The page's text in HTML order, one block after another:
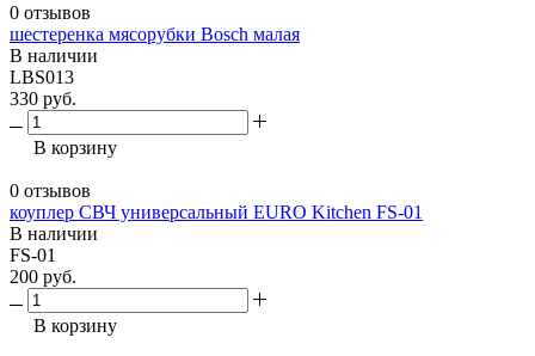
0 отзывов
шестеренка мясорубки Bosch малая
В наличии
LBS013
330 руб.
В корзину
0 отзывов
коуплер СВЧ универсальный EURO Kitchen FS-01
В наличии
FS-01
200 руб.
В корзину